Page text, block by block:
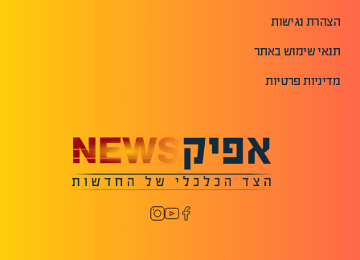
הצהרת נגישות
תנאי שימוש באתר
מדיניות פרטיות